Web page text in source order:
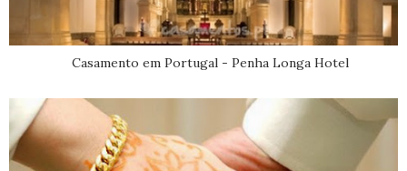
Casamento em Portugal - Penha Longa Hotel